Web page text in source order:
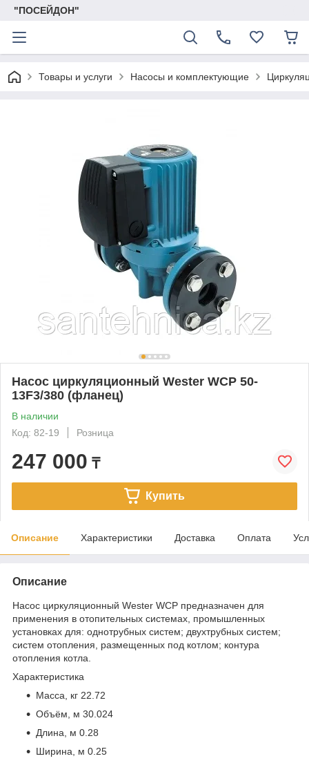
"ПОСЕЙДОН"
Товары и услуги Насосы и комплектующие
Насос циркуляционный Wester WCP 50-
13F3/380 (фланец)
В наличии
Код: 82-19
Розница
247 000 ₸
Купить
Описание Характеристики Доставка Оплата
Описание
Насос циркуляционный Wester WCP предназначен для
применения в отопительных системах, промышленных
установках для: однотрубных систем; двухтрубных систем;
систем отопления, размещенных под котлом; контура
отопления котла.
Характеристика
Масса, кг 22.72
Объём, м 30.024
Длина, м 0.28
Ширина, м 0.25